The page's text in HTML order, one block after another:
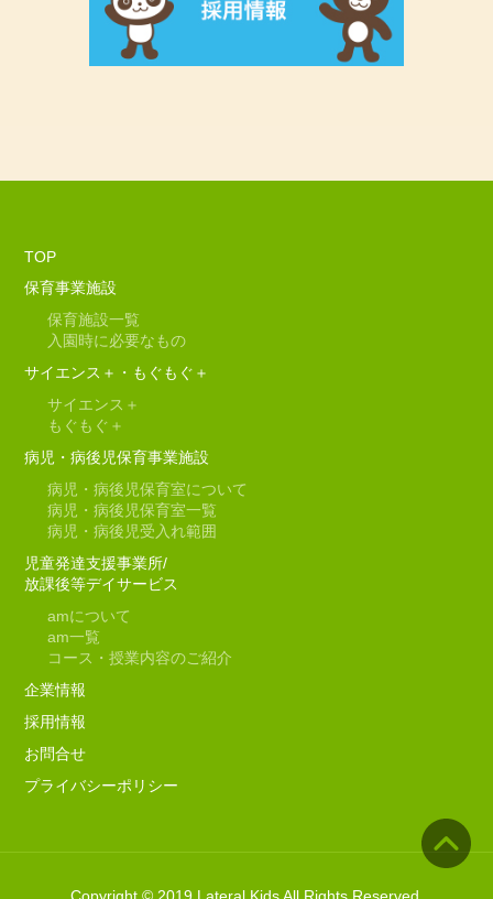
TOP
保育事業施設
保育施設一覧
入園時に必要なもの
サイエンス＋・もぐもぐ＋
サイエンス＋
もぐもぐ＋
病児・病後児保育事業施設
病児・病後児保育室について
病児・病後児保育室一覧
病児・病後児受入れ範囲
児童発達支援事業所/
放課後等デイサービス
amについて
am一覧
コース・授業内容のご紹介
企業情報
採用情報
お問合せ
プライバシーポリシー